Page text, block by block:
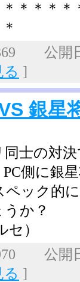
＊＊＊＊
369 公開
る ]
銀星
士の対
側に銀
ペック的
か？
セ）
970 公開
る ]